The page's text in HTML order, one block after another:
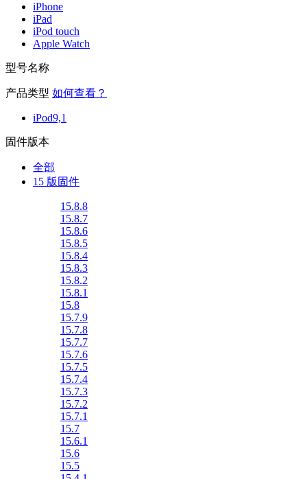
iPhone
iPad
iPod touch
Apple Watch
型号名称
产品类型 如何查看？
iPod9,1
固件版本
全部
15 版固件
15.8.8
15.8.7
15.8.6
15.8.5
15.8.4
15.8.3
15.8.2
15.8.1
15.8
15.7.9
15.7.8
15.7.7
15.7.6
15.7.5
15.7.4
15.7.3
15.7.2
15.7.1
15.7
15.6.1
15.6
15.5